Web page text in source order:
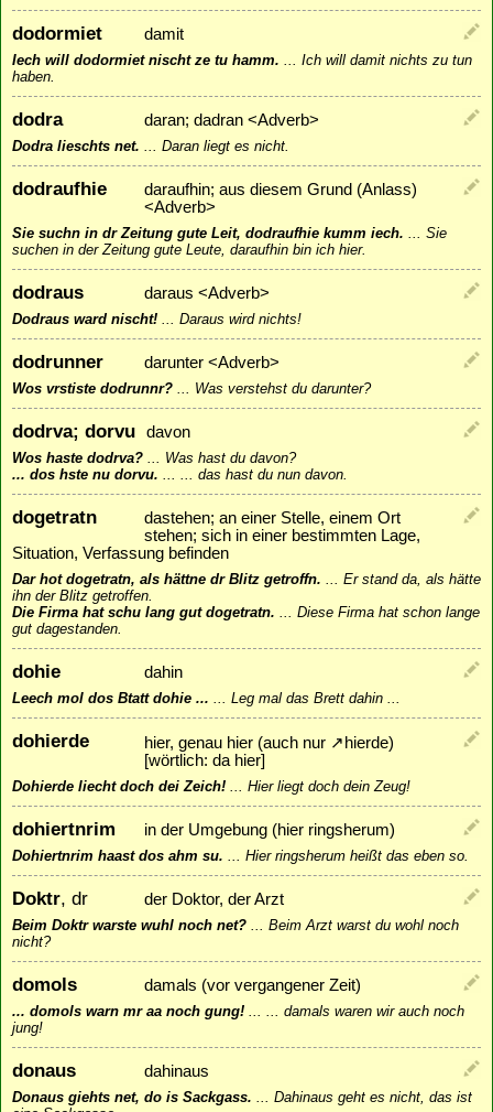
dodormiet damit
Iech will dodormiet nischt ze tu hamm.
Ich will damit nichts zu tun
haben.
dodra daran; dadran <Adverb>
Dodra lieschts net. Daran liegt es nicht.
dodraufhie
daraufhin; aus diesem Grund (Anlass)
<Adverb>
Sie suchn in dr Zeitung gute Leit, dodraufhie kumm iech.
Sie
suchen in der Zeitung gute Leute, daraufhin bin ich hier.
dodraus daraus <Adverb>
Dodraus ward nischt! Daraus wird nichts!
dodrunner darunter <Adverb>
Wos vrstiste dodrunnr? Was verstehst du darunter?
dodrva; dorvu davon
Wos haste dodrva?
Was hast du davon?
... dos hste nu dorvu.
... das hast du nun davon.
dogetratn
dastehen; an einer Stelle, einem Ort
stehen; sich in einer bestimmten Lage,
Situation, Verfassung befinden
Dar hot dogetratn, als hättne dr Blitz getroffn.
Er stand da, als hätte
ihn der Blitz getroffen.
Die Firma hat schu lang gut dogetratn.
Diese Firma hat schon lange
gut dagestanden.
dohie dahin
Leech mol dos Btatt dohie ... Leg mal das Brett dahin ...
dohierde hier, genau hier (auch nur ↗ hierde)
[wörtlich: da hier]
Dohierde liecht doch dei Zeich! Hier liegt doch dein Zeug!
dohiertnrim in der Umgebung (hier ringsherum)
Dohiertnrim haast dos ahm su. Hier ringsherum heißt das eben so.
Doktr, dr der Doktor, der Arzt
Beim Doktr warste wuhl noch net?
Beim Arzt warst du wohl noch
nicht?
domols damals (vor vergangener Zeit)
... domols warn mr aa noch gung!
... damals waren wir auch noch
jung!
donaus dahinaus
Donaus giehts net, do is Sackgass.
Dahinaus geht es nicht, das ist